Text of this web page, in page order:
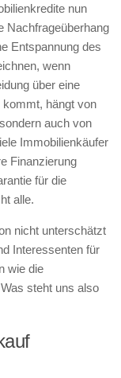
nun
Nachfrageüberhang
Entspannung des
wenn
über eine
hängt von
auch von
Immobilienkäufer
Finanzierung
für die
alle.
nicht unterschätzt
Interessenten für
wie die
steht uns also